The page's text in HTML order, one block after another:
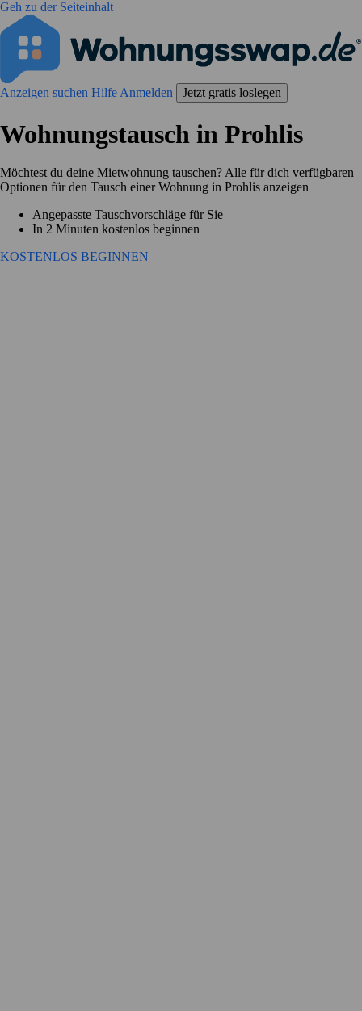
Geh zu der Seiteinhalt
Anzeigen suchen Hilfe Anmelden Jetzt gratis loslegen
Wohnungstausch in Prohlis
Möchtest du deine Mietwohnung tauschen? Alle für dich verfügbaren
Optionen für den Tausch einer Wohnung in Prohlis anzeigen
Angepasste Tauschvorschläge für Sie
In 2 Minuten kostenlos beginnen
KOSTENLOS BEGINNEN